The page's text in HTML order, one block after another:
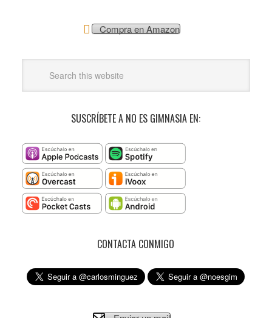
Compra en Amazon
SUSCRÍBETE A NO ES GIMNASIA EN:
CONTACTA CONMIGO